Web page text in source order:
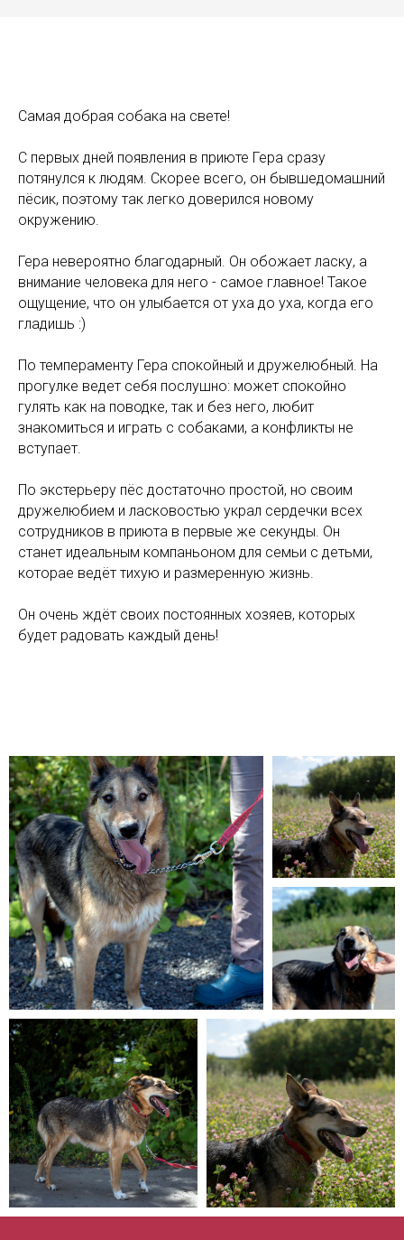
Самая добрая собака на свете!
С первых дней появления в приюте Гера сразу
потянулся к людям. Скорее всего, он бывшедомашний
пёсик, поэтому так легко доверился новому
окружению.
Гера невероятно благодарный. Он обожает ласку, а
внимание человека для него - самое главное! Такое
ощущение, что он улыбается от уха до уха, когда его
гладишь :)
По темпераменту Гера спокойный и дружелюбный. На
прогулке ведет себя послушно: может спокойно
гулять как на поводке, так и без него, любит
знакомиться и играть с собаками, а конфликты не
вступает.
По экстерьеру пёс достаточно простой, но своим
дружелюбием и ласковостью украл сердечки всех
сотрудников в приюта в первые же секунды. Он
станет идеальным компаньоном для семьи с детьми,
которае ведёт тихую и размеренную жизнь.
Он очень ждёт своих постоянных хозяев, которых
будет радовать каждый день!